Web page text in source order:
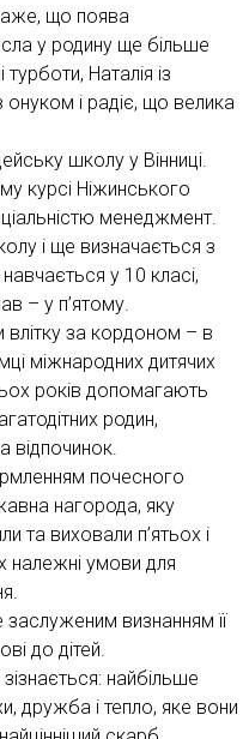
що поява
у родину ще більше
Наталія із
і радіє, що велика
школу у Вінниці.
курсі Ніжинського
менеджмент.
і ще визначається з
у 10 класі,
– у п’ятому.
влітку за кордоном – в
міжнародних дитячих
років допомагають
родин,
відпочинок.
почесного
нагорода, яку
та виховали п’ятьох і
належні умови для
визнанням її
до дітей.
найбільше
дружба і тепло, яке вони